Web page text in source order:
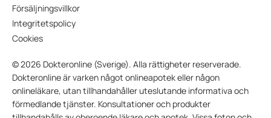
Försäljningsvillkor
Integritetspolicy
Cookies
© 2026 Dokteronline (Sverige). Alla rättigheter reserverade.
Dokteronline är varken något onlineapotek eller någon
onlineläkare, utan tillhandahåller uteslutande informativa och
förmedlande tjänster. Konsultationer och produkter